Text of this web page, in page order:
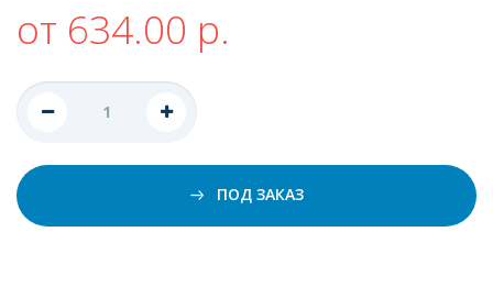
от 634.00 р.
ПОД ЗАКАЗ